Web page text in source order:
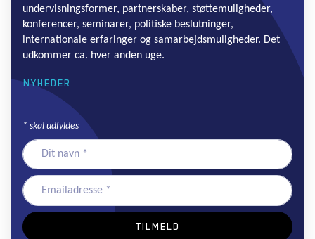
undervisningsformer, partnerskaber, støttemuligheder,
konferencer, seminarer, politiske beslutninger,
internationale erfaringer og samarbejdsmuligheder. Det
udkommer ca. hver anden uge.
NYHEDER
* skal udfyldes